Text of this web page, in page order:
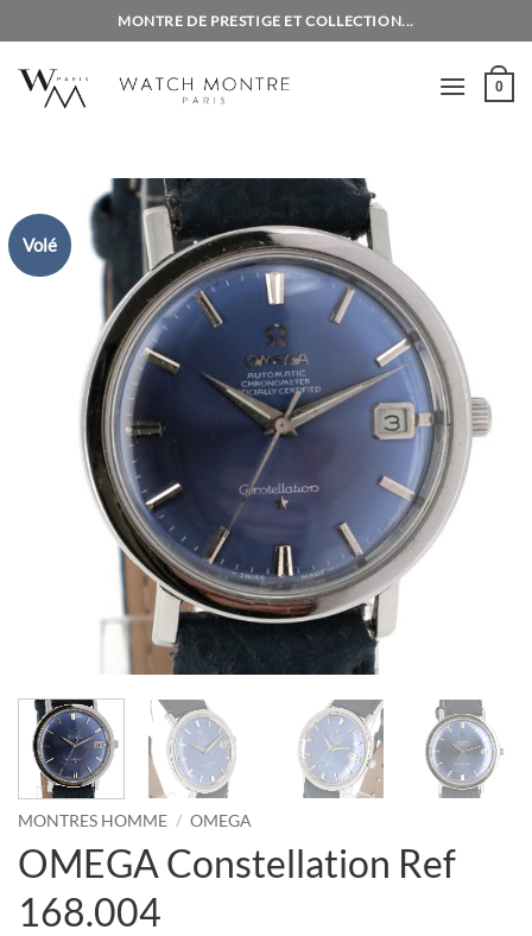
au
contenu
MONTRE DE PRESTIGE ET COLLECTION...
0
Volé
MONTRES HOMME / OMEGA
OMEGA Constellation Ref
168.004